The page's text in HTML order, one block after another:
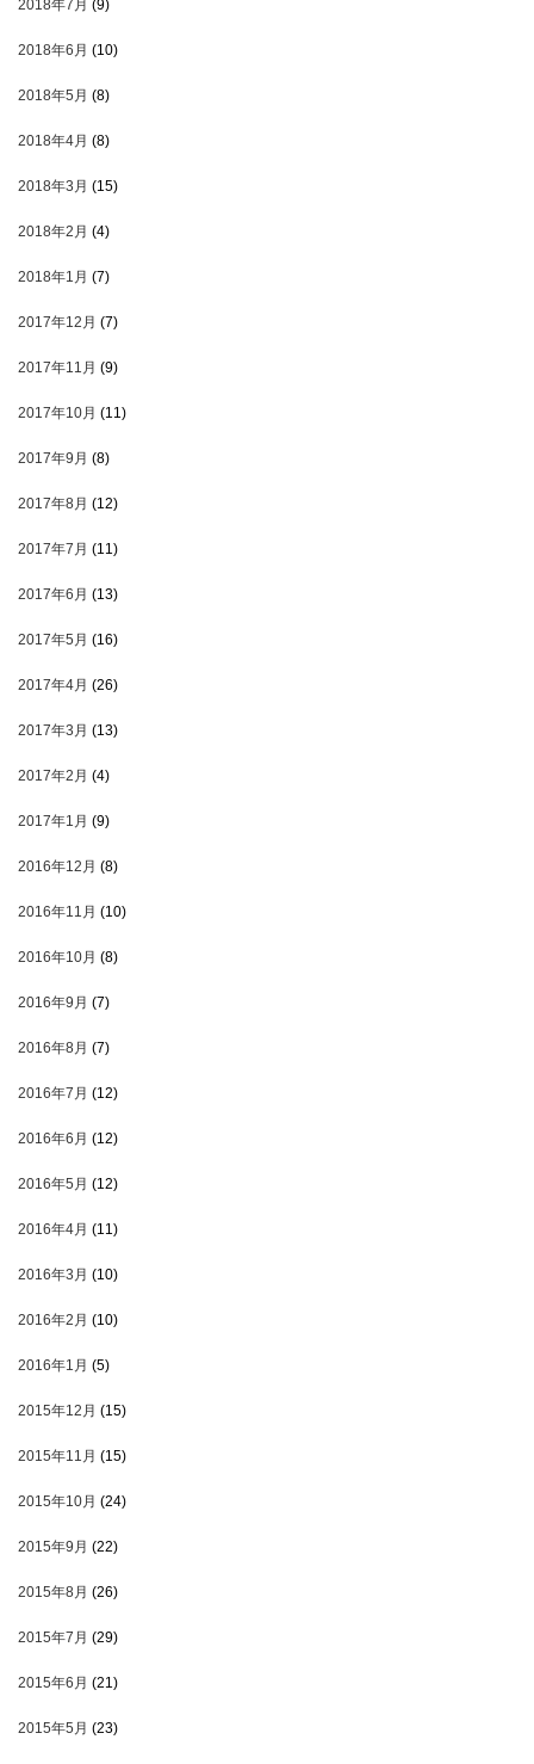
2018年7月 (9)
2018年6月 (10)
2018年5月 (8)
2018年4月 (8)
2018年3月 (15)
2018年2月 (4)
2018年1月 (7)
2017年12月 (7)
2017年11月 (9)
2017年10月 (11)
2017年9月 (8)
2017年8月 (12)
2017年7月 (11)
2017年6月 (13)
2017年5月 (16)
2017年4月 (26)
2017年3月 (13)
2017年2月 (4)
2017年1月 (9)
2016年12月 (8)
2016年11月 (10)
2016年10月 (8)
2016年9月 (7)
2016年8月 (7)
2016年7月 (12)
2016年6月 (12)
2016年5月 (12)
2016年4月 (11)
2016年3月 (10)
2016年2月 (10)
2016年1月 (5)
2015年12月 (15)
2015年11月 (15)
2015年10月 (24)
2015年9月 (22)
2015年8月 (26)
2015年7月 (29)
2015年6月 (21)
2015年5月 (23)